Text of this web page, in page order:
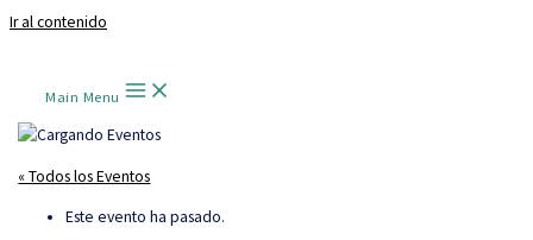
Ir al contenido
Main Menu
« Todos los Eventos
Este evento ha pasado.